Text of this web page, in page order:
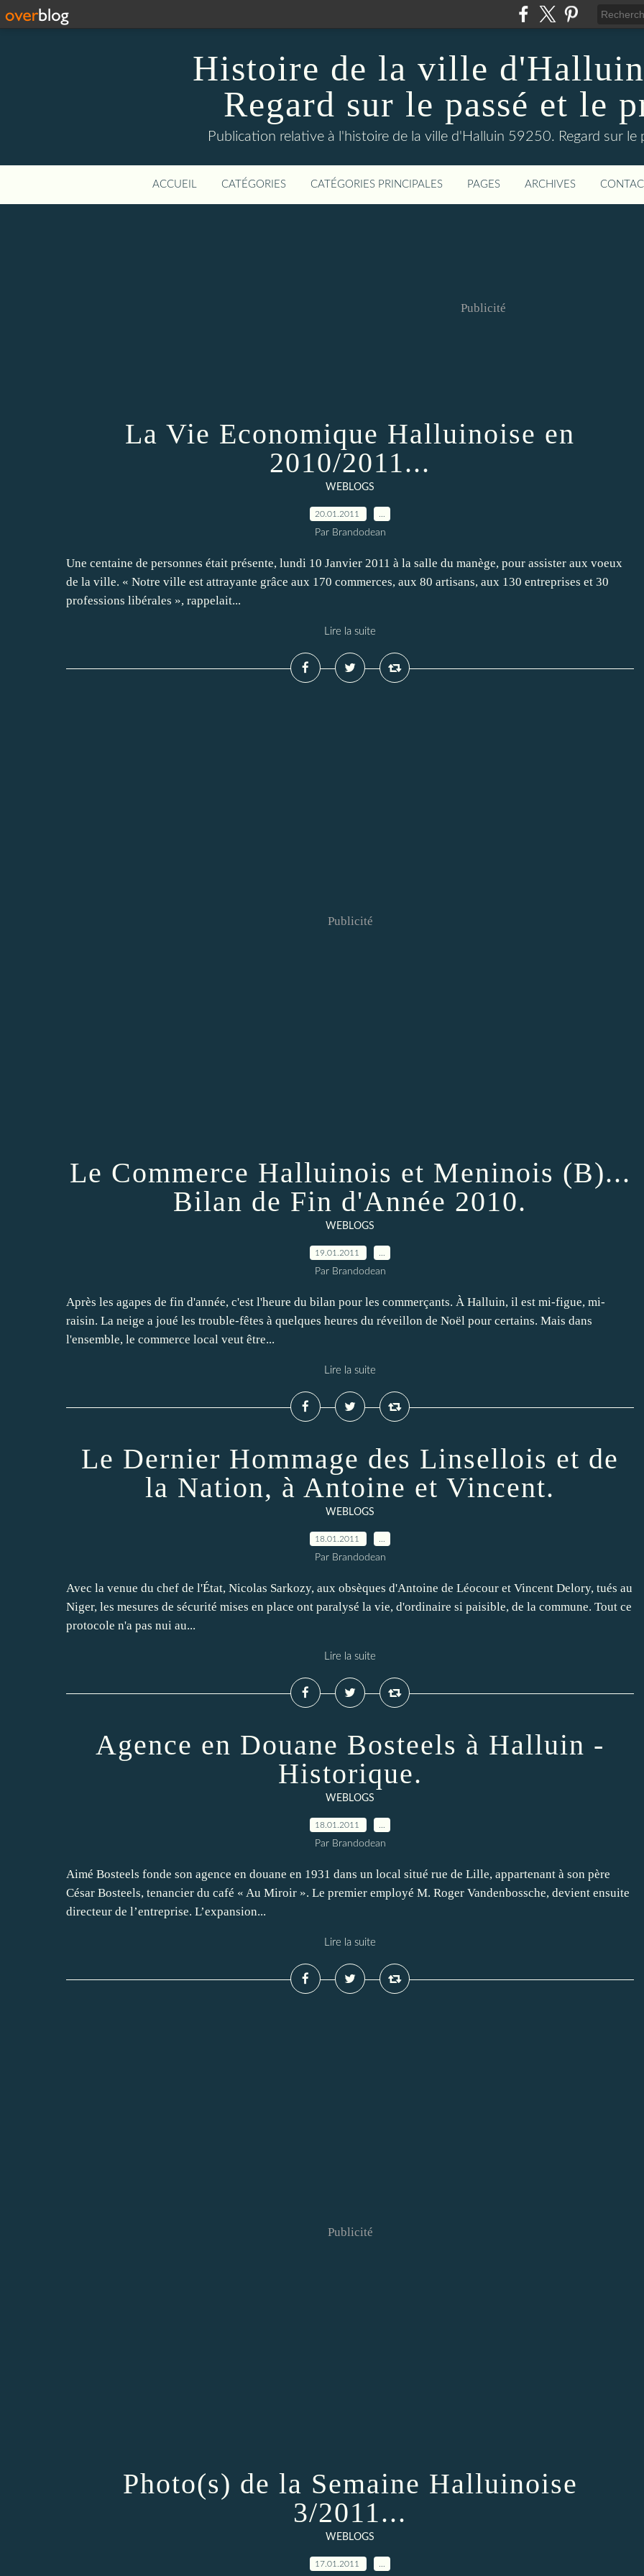
Histoire de la ville
Regard sur le passé et le
Publication relative à l'histoire de la ville d'Halluin 59250. Regard sur le
ACCUEIL CATÉGORIES CATÉGORIES PRINCIPALES PAGES ARCHIVES
Publicité
La Vie Economique Halluinoise en
2010/2011...
WEBLOGS
20.01.2011
Par Brandodean
Une centaine de personnes était présente, lundi 10 Janvier 2011 à la salle du manège, pour assister aux voeux
de la ville. « Notre ville est attrayante grâce aux 170 commerces, aux 80 artisans, aux 130 entreprises et 30
professions libérales », rappelait...
Lire la suite
Publicité
Le Commerce Halluinois et Meninois (B)...
Bilan de Fin d'Année 2010.
WEBLOGS
19.01.2011
Par Brandodean
Après les agapes de fin d'année, c'est l'heure du bilan pour les commerçants. À Halluin, il est mi-figue, mi-
raisin. La neige a joué les trouble-fêtes à quelques heures du réveillon de Noël pour certains. Mais dans
l'ensemble, le commerce local veut être...
Lire la suite
Le Dernier Hommage des Linsellois et de
la Nation, à Antoine et Vincent.
WEBLOGS
18.01.2011
Par Brandodean
Avec la venue du chef de l'État, Nicolas Sarkozy, aux obsèques d'Antoine de Léocour et Vincent Delory, tués au
Niger, les mesures de sécurité mises en place ont paralysé la vie, d'ordinaire si paisible, de la commune. Tout ce
protocole n'a pas nui au...
Lire la suite
Agence en Douane Bosteels à Halluin -
Historique.
WEBLOGS
18.01.2011
Par Brandodean
Aimé Bosteels fonde son agence en douane en 1931 dans un local situé rue de Lille, appartenant à son père
César Bosteels, tenancier du café « Au Miroir ». Le premier employé M. Roger Vandenbossche, devient ensuite
directeur de l’entreprise. L’expansion...
Lire la suite
Publicité
Photo(s) de la Semaine Halluinoise
3/2011...
WEBLOGS
17.01.2011